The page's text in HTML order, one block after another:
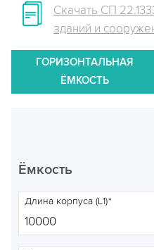
Скачать СП
зданий и
ГОРИЗОНТАЛЬНАЯ
ЁМКОСТЬ
Ёмкость
Длина корпуса (L1)